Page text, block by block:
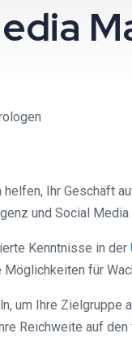
Ihr Geschäft
und Social
Kenntnisse in der
für
um Ihre Zielgruppe
Reichweite auf